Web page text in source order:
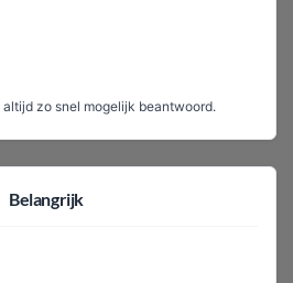
zo snel mogelijk beantwoord.
Belangrijk